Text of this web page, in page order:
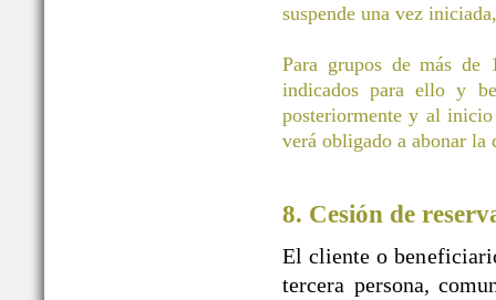
suspende una vez
Para grupos de más de
indicados para ello y
posteriormente y al
verá obligado a abonar
8. Cesión de
El cliente o
tercera persona,